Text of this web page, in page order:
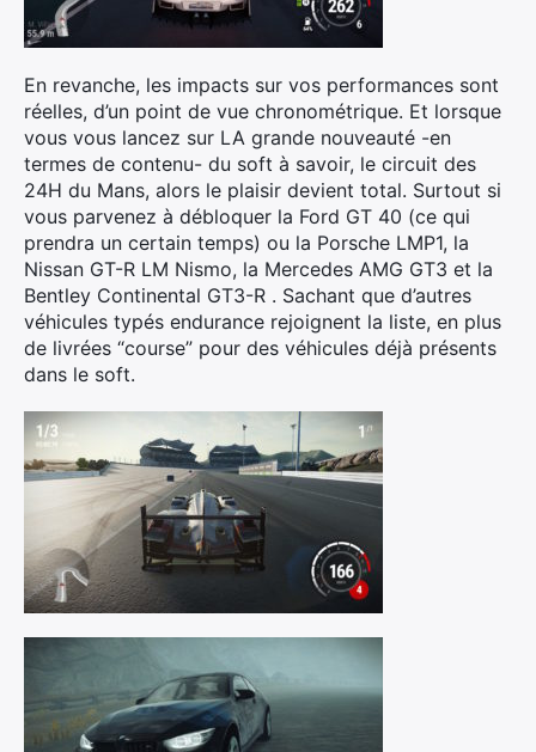
En revanche, les impacts sur vos performances sont
réelles, d’un point de vue chronométrique. Et lorsque
vous vous lancez sur LA grande nouveauté -en
termes de contenu- du soft à savoir, le circuit des
24H du Mans, alors le plaisir devient total. Surtout si
vous parvenez à débloquer la Ford GT 40 (ce qui
prendra un certain temps) ou la Porsche LMP1, la
Nissan GT-R LM Nismo, la Mercedes AMG GT3 et la
Bentley Continental GT3-R . Sachant que d’autres
véhicules typés endurance rejoignent la liste, en plus
de livrées “course” pour des véhicules déjà présents
dans le soft.